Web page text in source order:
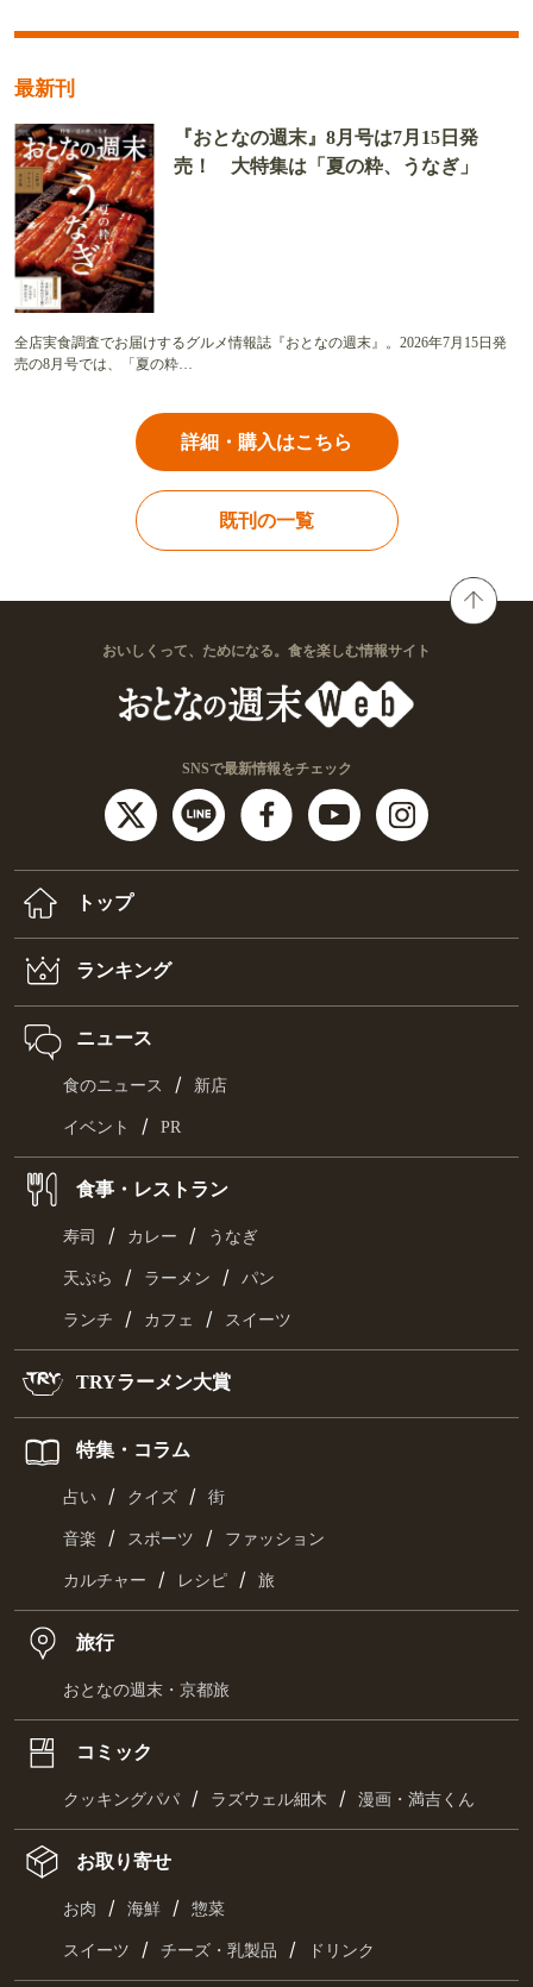
最新刊
『おとなの週末』8月号は7月15日発
売！ 大特集は「夏の粋、うなぎ」
全店実食調査でお届けするグルメ情報誌『おとなの週末』。2026年7月15日発
売の8月号では、「夏の粋…
詳細・購入はこちら
既刊の一覧
おいしくって、ためになる。食を楽しむ情報サイト
SNSで最新情報をチェック
トップ
ランキング
ニュース
食のニュース / 新店
イベント / PR
食事・レストラン
寿司 / カレー / うなぎ
天ぷら / ラーメン / パン
ランチ / カフェ / スイーツ
TRYラーメン大賞
特集・コラム
占い / クイズ / 街
音楽 / スポーツ / ファッション
カルチャー / レシピ / 旅
旅行
おとなの週末・京都旅
コミック
クッキングパパ / ラズウェル細木 / 漫画・満吉くん
お取り寄せ
お肉 / 海鮮 / 惣菜
スイーツ / チーズ・乳製品 / ドリンク